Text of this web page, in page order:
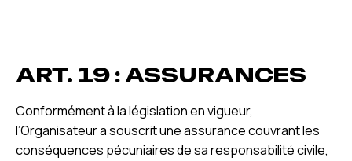
ART. 19 : ASSURANCES
Conformément à la législation en vigueur,
l’Organisateur a souscrit une assurance couvrant les
conséquences pécuniaires de sa responsabilité civile,